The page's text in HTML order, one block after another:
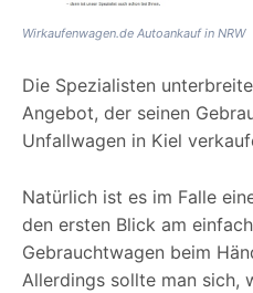
Wirkaufenwagen.de Autoankauf in NRW
Die Spezialisten
Angebot, der seinen
Unfallwagen in Kiel
Natürlich ist es im Falle
den ersten Blick am
Gebrauchtwagen beim
Allerdings sollte man sich,